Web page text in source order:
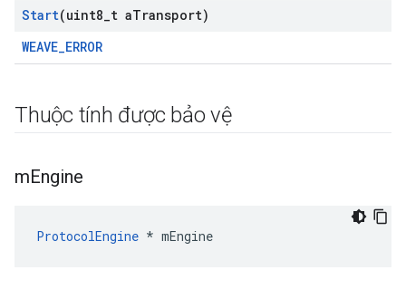
Start(uint8 t aTransport)
WEAVE_ERROR
Thuộc tính được bảo vệ
mEngine
ProtocolEngine * mEngine